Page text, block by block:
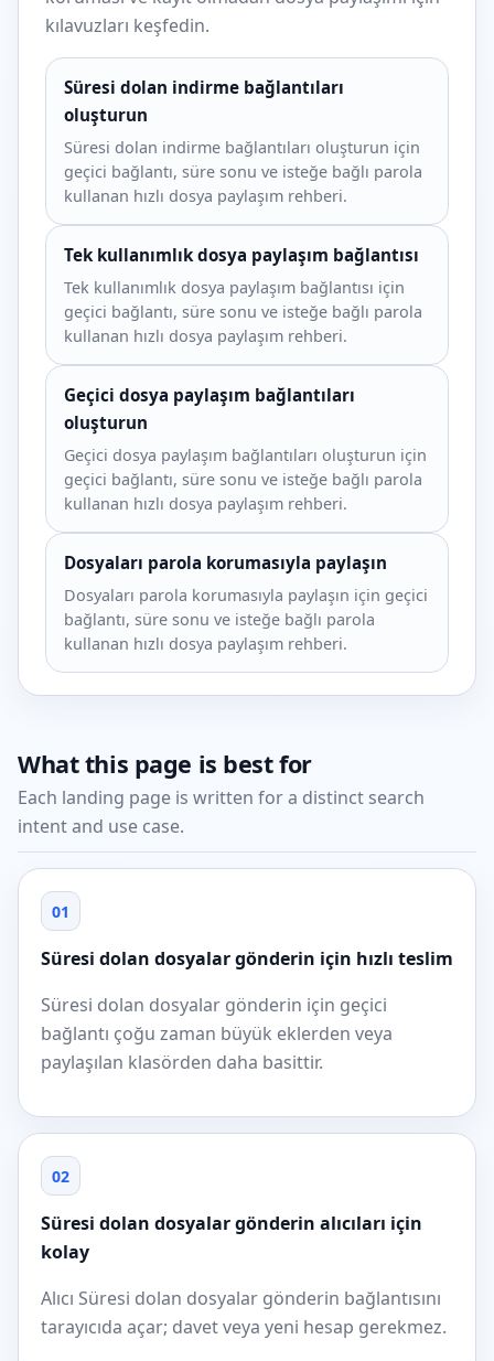
kılavuzları keşfedin.
Süresi dolan indirme bağlantıları
oluşturun
Süresi dolan indirme bağlantıları oluşturun için
geçici bağlantı, süre sonu ve isteğe bağlı parola
kullanan hızlı dosya paylaşım rehberi.
Tek kullanımlık dosya paylaşım bağlantısı
Tek kullanımlık dosya paylaşım bağlantısı için
geçici bağlantı, süre sonu ve isteğe bağlı parola
kullanan hızlı dosya paylaşım rehberi.
Geçici dosya paylaşım bağlantıları
oluşturun
Geçici dosya paylaşım bağlantıları oluşturun için
geçici bağlantı, süre sonu ve isteğe bağlı parola
kullanan hızlı dosya paylaşım rehberi.
Dosyaları parola korumasıyla paylaşın
Dosyaları parola korumasıyla paylaşın için geçici
bağlantı, süre sonu ve isteğe bağlı parola
kullanan hızlı dosya paylaşım rehberi.
What this page is best for
Each landing page is written for a distinct search
intent and use case.
01
Süresi dolan dosyalar gönderin için hızlı teslim
Süresi dolan dosyalar gönderin için geçici
bağlantı çoğu zaman büyük eklerden veya
paylaşılan klasörden daha basittir.
02
Süresi dolan dosyalar gönderin alıcıları için
kolay
Alıcı Süresi dolan dosyalar gönderin bağlantısını
tarayıcıda açar; davet veya yeni hesap gerekmez.